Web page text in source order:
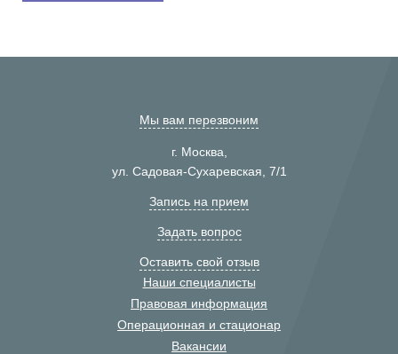
Мы вам перезвоним
г. Москва,
ул. Садовая-Сухаревская, 7/1
Запись на прием
Задать вопрос
Оставить свой отзыв
Наши специалисты
Правовая информация
Операционная и стационар
Вакансии